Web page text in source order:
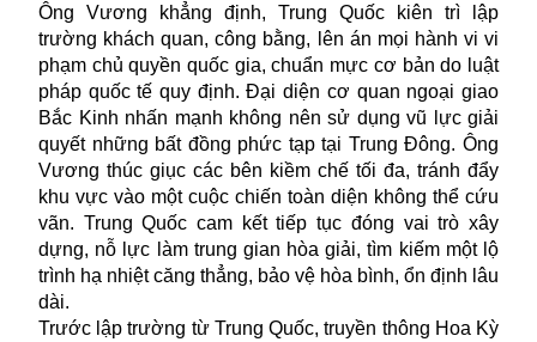
Ông Vương khẳng định, Trung Quốc kiên trì lập
trường khách quan, công bằng, lên án mọi hành vi vi
phạm chủ quyền quốc gia, chuẩn mực cơ bản do luật
pháp quốc tế quy định. Đại diện cơ quan ngoại giao
Bắc Kinh nhấn mạnh không nên sử dụng vũ lực giải
quyết những bất đồng phức tạp tại Trung Đông. Ông
Vương thúc giục các bên kiềm chế tối đa, tránh đẩy
khu vực vào một cuộc chiến toàn diện không thể cứu
vãn. Trung Quốc cam kết tiếp tục đóng vai trò xây
dựng, nỗ lực làm trung gian hòa giải, tìm kiếm một lộ
trình hạ nhiệt căng thẳng, bảo vệ hòa bình, ổn định lâu
dài.
Trước lập trường từ Trung Quốc, truyền thông Hoa Kỳ